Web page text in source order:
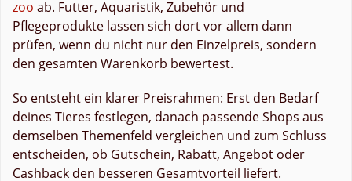
zoo ab. Futter, Aquaristik, Zubehör und
Pflegeprodukte lassen sich dort vor allem dann
prüfen, wenn du nicht nur den Einzelpreis, sondern
den gesamten Warenkorb bewertest.
So entsteht ein klarer Preisrahmen: Erst den Bedarf
deines Tieres festlegen, danach passende Shops aus
demselben Themenfeld vergleichen und zum Schluss
entscheiden, ob Gutschein, Rabatt, Angebot oder
Cashback den besseren Gesamtvorteil liefert.